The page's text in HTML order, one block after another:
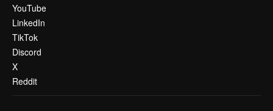
YouTube
LinkedIn
TikTok
Discord
X
Reddit